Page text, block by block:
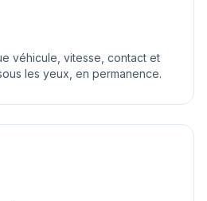
véhicule, vitesse, contact et
les yeux, en permanence.